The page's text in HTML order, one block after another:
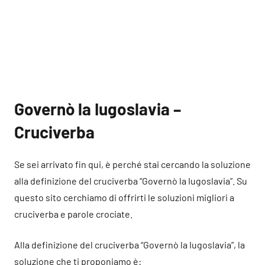
Governò la Iugoslavia –
Cruciverba
Se sei arrivato fin qui, è perché stai cercando la soluzione
alla definizione del cruciverba “Governò la Iugoslavia”. Su
questo sito cerchiamo di offrirti le soluzioni migliori a
cruciverba e parole crociate.
Alla definizione del cruciverba “Governò la Iugoslavia”, la
soluzione che ti proponiamo è: